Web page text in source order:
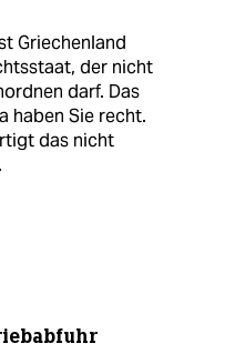
Griechenland
der nicht
darf. Das
haben Sie recht.
das nicht